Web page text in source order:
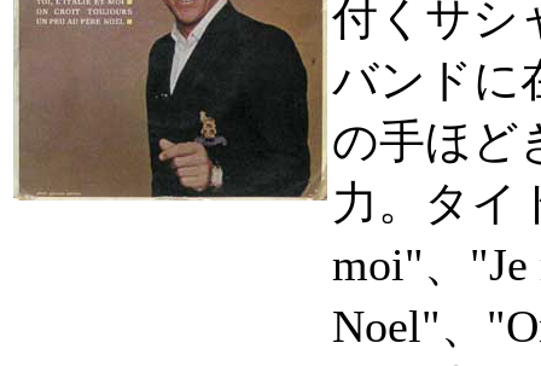
付くサシ
バンドに
の手ほど
力。タイ
moi"、"Je
Noel"、